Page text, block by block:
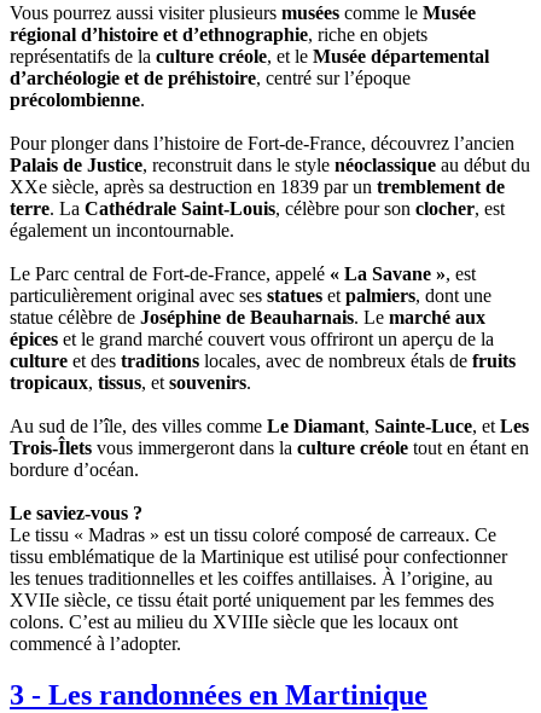
Vous pourrez aussi visiter plusieurs musées comme le Musée
régional d’histoire et d’ethnographie, riche en objets
représentatifs de la culture créole, et le Musée départemental
d’archéologie et de préhistoire, centré sur l’époque
précolombienne.
Pour plonger dans l’histoire de Fort-de-France, découvrez l’ancien
Palais de Justice, reconstruit dans le style néoclassique au début du
XXe siècle, après sa destruction en 1839 par un tremblement de
terre. La Cathédrale Saint-Louis, célèbre pour son clocher, est
également un incontournable.
Le Parc central de Fort-de-France, appelé « La Savane », est
particulièrement original avec ses statues et palmiers, dont une
statue célèbre de Joséphine de Beauharnais. Le marché aux
épices et le grand marché couvert vous offriront un aperçu de la
culture et des traditions locales, avec de nombreux étals de fruits
tropicaux, tissus, et souvenirs.
Au sud de l’île, des villes comme Le Diamant, Sainte-Luce, et Les
Trois-Îlets vous immergeront dans la culture créole tout en étant en
bordure d’océan.
Le saviez-vous ?
Le tissu « Madras » est un tissu coloré composé de carreaux. Ce
tissu emblématique de la Martinique est utilisé pour confectionner
les tenues traditionnelles et les coiffes antillaises. À l’origine, au
XVIIe siècle, ce tissu était porté uniquement par les femmes des
colons. C’est au milieu du XVIIIe siècle que les locaux ont
commencé à l’adopter.
3 - Les randonnées en Martinique